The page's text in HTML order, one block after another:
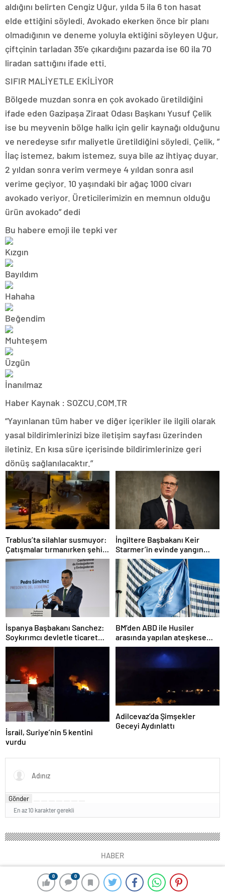
0 0
aldığını belirten Cengiz Uğur, yılda 5 ila 6 ton hasat
elde ettiğini söyledi. Avokado ekerken önce bir planı
olmadığının ve deneme yoluyla ektiğini söyleyen Uğur,
çiftçinin tarladan 35’e çıkardığını pazarda ise 60 ila 70
liradan sattığını ifade etti.
SIFIR MALİYETLE EKİLİYOR
Bölgede muzdan sonra en çok avokado üretildiğini
ifade eden Gazipaşa Ziraat Odası Başkanı Yusuf Çelik
ise bu meyvenin bölge halkı için gelir kaynağı olduğunu
ve neredeyse sıfır maliyetle üretildiğini söyledi. Çelik, ”
İlaç istemez, bakım istemez, suya bile az ihtiyaç duyar.
2 yıldan sonra verim vermeye 4 yıldan sonra asıl
verime geçiyor. 10 yaşındaki bir ağaç 1000 civarı
avokado veriyor. Üreticilerimizin en memnun olduğu
ürün avokado” dedi
Bu habere emoji ile tepki ver
Haber Kaynak : SOZCU.COM.TR
“Yayınlanan tüm haber ve diğer içerikler ile ilgili olarak
yasal bildirimlerinizi bize iletişim sayfası üzerinden
iletiniz. En kısa süre içerisinde bildirimlerinize geri
dönüş sağlanılacaktır.”
Trablus’ta silahlar susmuyor:
Çatışmalar tırmanırken şehir
alarmda
İngiltere Başbakanı Keir
Starmer’in evinde yangın
çıktı
İspanya Başbakanı Sanchez:
Soykırımcı devletle ticaret
yapmayız
BM’den ABD ile Husiler
arasında yapılan ateşkese
ilişkin değerlendirme
İsrail, Suriye’nin 5 kentini
vurdu
Adilcevaz’da Şimşekler
Geceyi Aydınlattı
Gönder
En az 10 karakter gerekli
HABER